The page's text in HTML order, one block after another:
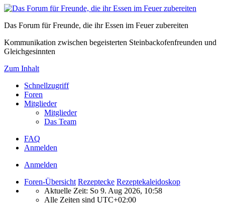
Das Forum für Freunde, die ihr Essen im Feuer zubereiten
Kommunikation zwischen begeisterten Steinbackofenfreunden und
Gleichgesinnten
Zum Inhalt
Schnellzugriff
Foren
Mitglieder
Mitglieder
Das Team
FAQ
Anmelden
Anmelden
Foren-Übersicht Rezeptecke Rezeptekaleidoskop
Aktuelle Zeit: So 9. Aug 2026, 10:58
Alle Zeiten sind UTC+02:00